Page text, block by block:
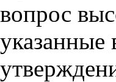
вопрос
указанные